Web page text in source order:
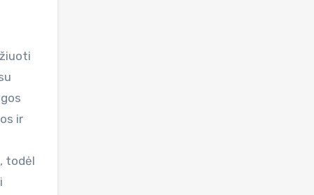
ir
todėl